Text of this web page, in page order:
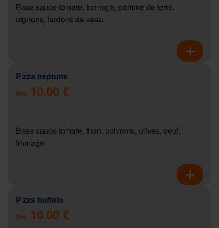
Base sauce tomate, fromage, pomme de terre,
oignons, lardons de veau
Pizza neptune
Dès 10.00 €
Base sauce tomate, thon, poivrons, olives, oeuf,
fromage
Pizza buffalo
Dès 10.00 €